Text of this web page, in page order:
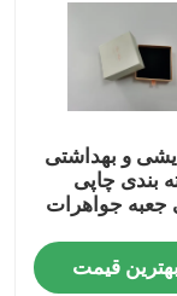
و بهداشتی
بندی چاپی
جواهرات
بهترین قیمت